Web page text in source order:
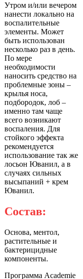
Утром и/или вечером
нанести локально на
воспалительные
элементы. Может
быть использован
несколько раз в день.
По мере
необходимости
наносить средство на
проблемные зоны –
крылья носа,
подбородок, лоб –
именно там чаще
всего возникают
воспаления. Для
стойкого эффекта
рекомендуется
использование так же
лосьон Юванил, а в
случаях сильных
высыпаний + крем
Юванил.
Состав:
Основа, ментол,
растительные и
бактерицидные
компоненты.
Программа Academie